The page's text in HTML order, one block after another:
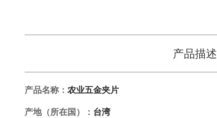
产品描述
产品名称： 农业五金夹片
产地（所在国）： 台湾